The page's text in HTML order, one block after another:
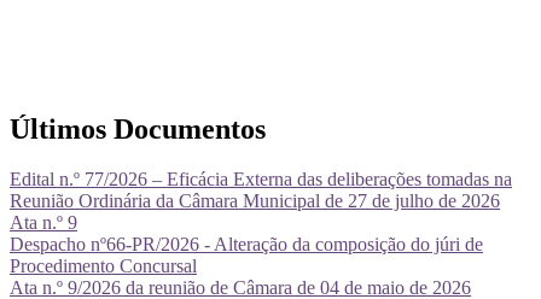
Últimos Documentos
Edital n.º 77/2026 – Eficácia Externa das deliberações tomadas na
Reunião Ordinária da Câmara Municipal de 27 de julho de 2026
Ata n.º 9
Despacho nº66-PR/2026 - Alteração da composição do júri de
Procedimento Concursal
Ata n.º 9/2026 da reunião de Câmara de 04 de maio de 2026